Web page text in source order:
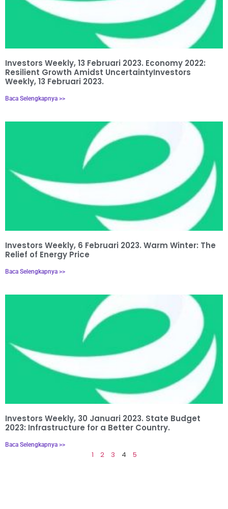
Investors Weekly, 13 Februari 2023. Economy 2022:
Resilient Growth Amidst UncertaintyInvestors
Weekly, 13 Februari 2023.
Baca Selengkapnya >>
Investors Weekly, 6 Februari 2023. Warm Winter: The
Relief of Energy Price
Baca Selengkapnya >>
Investors Weekly, 30 Januari 2023. State Budget
2023: Infrastructure for a Better Country.
Baca Selengkapnya >>
1 2 3 4 5